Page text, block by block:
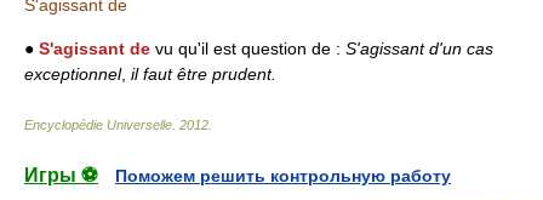
S'agissant de
● S'agissant de vu qu'il est question de : S'agissant d'un cas
exceptionnel, il faut être prudent.
Encyclopédie Universelle 2012
Игры ⚽
Поможем решить контрольную работу